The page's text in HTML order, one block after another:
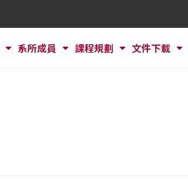
系所成員 課程規劃 文件下載